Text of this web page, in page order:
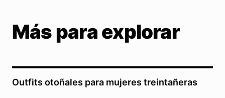
Más para explorar
Outfits otoñales para mujeres treintañeras